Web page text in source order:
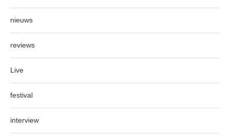
nieuws
reviews
Live
festival
interview